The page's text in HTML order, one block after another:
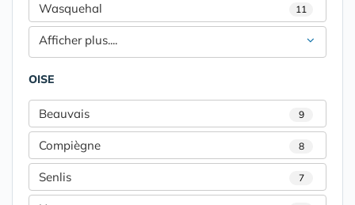
Wasquehal 11
Afficher plus....
OISE
Beauvais 9
Compiègne 8
Senlis 7